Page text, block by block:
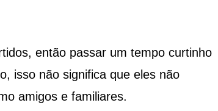
então passar um tempo curtinho
isso não significa que eles não
amigos e familiares.